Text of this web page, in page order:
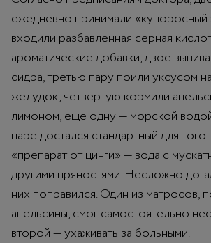
ежедневно принимали «купоросный
входили разбавленная серная
ароматические добавки, двое
сидра, третью пару поили уксусом
желудок, четвертую кормили
лимоном, еще одну — морской
паре достался стандартный для
«препарат от цинги» — вода с
другими пряностями. Несложно
них поправился. Один из матросов,
апельсины, смог самостоятельно
второй — ухаживать за больными.